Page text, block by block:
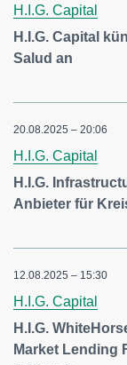
H.I.G. Capital
H.I.G. Capital
Salud an
20.08.2025 – 20:06
H.I.G. Capital
H.I.G.
Anbieter für
12.08.2025 – 15:30
H.I.G. Capital
H.I.G.
Market Lending